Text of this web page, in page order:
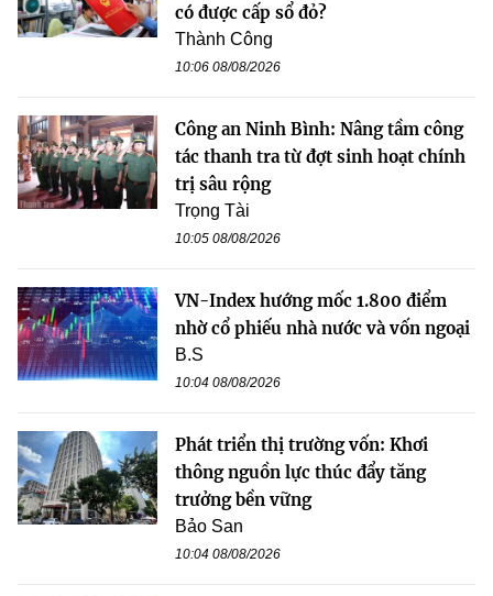
có được cấp sổ đỏ?
Thành Công
10:06 08/08/2026
Công an Ninh Bình: Nâng tầm công
tác thanh tra từ đợt sinh hoạt chính
trị sâu rộng
Trọng Tài
10:05 08/08/2026
VN-Index hướng mốc 1.800 điểm
nhờ cổ phiếu nhà nước và vốn ngoại
B.S
10:04 08/08/2026
Phát triển thị trường vốn: Khơi
thông nguồn lực thúc đẩy tăng
trưởng bền vững
Bảo San
10:04 08/08/2026